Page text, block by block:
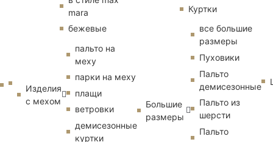
mara
бежевые
Изделия
с мехом
пальто на
меху
парки на меху
плащи
ветровки
демисезонные
куртки
Куртки
Большие
размеры
все большие
размеры
Пуховики
Пальто
демисезонные
Пальто из
шерсти
Пальто